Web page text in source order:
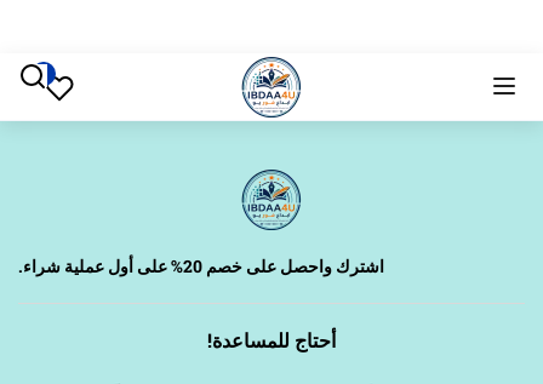
اشترك واحصل على خصم 20% على أول عملية شراء.
أحتاج للمساعدة!